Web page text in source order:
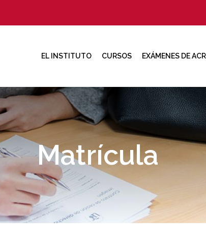
EL INSTITUTO CURSOS EXÁMENES DE
Matrícula